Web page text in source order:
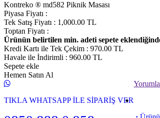
Kontreko ® md582 Piknik Masası
Piyasa Fiyatı :
Tek Satış Fiyatı : 1,000.00 TL
Toptan Fiyatı :
Ürünün belirtilen min. adeti sepete
Kredi Kartı ile Tek Çekim : 970.00 TL
Havale ile İndirimli : 960.00 TL
Sepete ekle
Hemen Satın Al
TIKLA WHATSAPP İLE SİPARİŞ VER